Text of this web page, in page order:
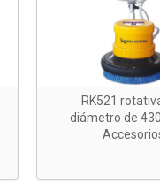
RK521
diámetro de